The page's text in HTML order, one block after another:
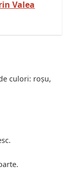
Valea
culori: roșu,